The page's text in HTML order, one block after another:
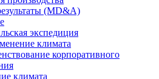
(MD&A)
экспедиция
климата
корпоративного
климата